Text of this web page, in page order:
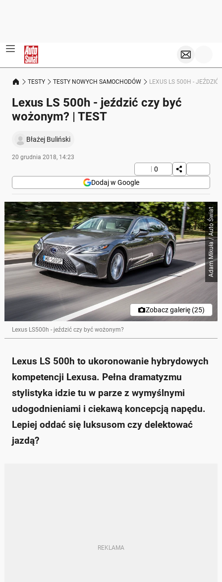
TESTY TESTY NOWYCH SAMOCHODÓW LEXUS LS 500H - JEŹDZIĆ
Lexus LS 500h - jeździć czy być
wożonym? | TEST
Błażej Buliński
20 grudnia 2018, 14:23
0
Dodaj w Google
Adam Mikuła / Auto Świat
Zobacz galerię (25)
Lexus LS500h - jeździć czy być wożonym?
Lexus LS 500h to ukoronowanie hybrydowych
kompetencji Lexusa. Pełna dramatyzmu
stylistyka idzie tu w parze z wymyślnymi
udogodnieniami i ciekawą koncepcją napędu.
Lepiej oddać się luksusom czy delektować
jazdą?